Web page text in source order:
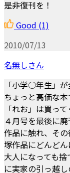
是非復刊を！
Good (1)
2010/07/13
名無しさん
「小学○年生」
ちょっと高価な
「れお」は買っ
４月号を最後に
作品に触れ、そ
塚作品にどんどん
大人になっても
に実家の引っ越